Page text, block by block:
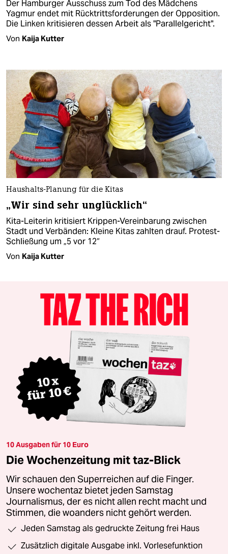
Der Hamburger Ausschuss zum Tod des Mädchens
Yagmur endet mit Rücktrittsforderungen der Opposition.
Die Linken kritisieren dessen Arbeit als "Parallelgericht".
Von Kaija Kutter
Haushalts-Planung für die Kitas
„Wir sind sehr unglücklich“
Kita-Leiterin kritisiert Krippen-Vereinbarung zwischen
Stadt und Verbänden: Kleine Kitas zahlten drauf. Protest-
Schließung um „5 vor 12“
Von Kaija Kutter
10 Ausgaben für 10 Euro
Die Wochenzeitung mit taz-Blick
Wir schauen den Superreichen auf die Finger.
Unsere wochentaz bietet jeden Samstag
Journalismus, der es nicht allen recht macht und
Stimmen, die woanders nicht gehört werden.
Jeden Samstag als gedruckte Zeitung frei Haus
Zusätzlich digitale Ausgabe inkl. Vorlesefunktion